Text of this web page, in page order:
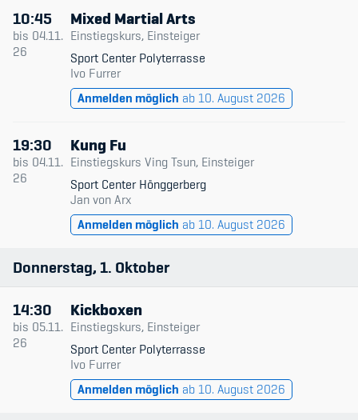
Academy
Infomails
Kinderbetreuung
Krankenversicherung
Schwangerschaft & Sport
Spitzensport & Studium
Organisation
10:45
bis 04.11.
26
Mixed Martial Arts
Einstiegskurs, Einsteiger
Sport Center Polyterrasse
Ivo Furrer
Anmelden möglich ab 10. August 2026
19:30
bis 04.11.
26
Kung Fu
Einstiegskurs Ving Tsun, Einsteiger
Sport Center Hönggerberg
Jan von Arx
Anmelden möglich ab 10. August 2026
Donnerstag 1 Oktober
14:30
bis 05.11.
26
Kickboxen
Einstiegskurs, Einsteiger
Sport Center Polyterrasse
Ivo Furrer
Anmelden möglich ab 10. August 2026